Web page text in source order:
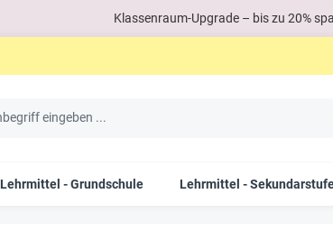
Klassenraum-Upgrade – bis zu 20%
Lehrmittel - Grundschule Lehrmittel -